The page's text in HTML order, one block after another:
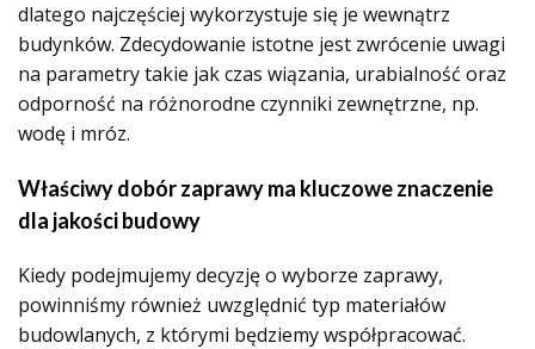
dlatego najczęściej wykorzystuje się je wewnątrz
budynków. Zdecydowanie istotne jest zwrócenie uwagi
na parametry takie jak czas wiązania, urabialność oraz
odporność na różnorodne czynniki zewnętrzne, np.
wodę i mróz.
Właściwy dobór zaprawy ma kluczowe znaczenie
dla jakości budowy
Kiedy podejmujemy decyzję o wyborze zaprawy,
powinniśmy również uwzględnić typ materiałów
budowlanych, z którymi będziemy współpracować.